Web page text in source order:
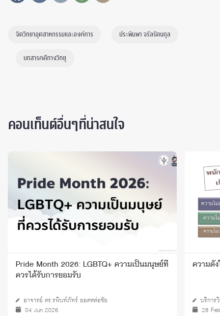
จิตวิทยาอุตสาหกรรมและองค์การ ประพิมพา จรัลรัตนกุล
บทสารคดีทางวิทยุ
คอนเท็นต์อื่นๆที่น่าสนใจ
Pride Month 2026: LGBTQ+ ความเป็นมนุษย์ที่
ควรได้รับการยอมรับ
อาจารย์ ดร.รพินท์ภัทร์ ยอดหล่อชัย
04 Jun 2026
ความตั้
บริการ
28